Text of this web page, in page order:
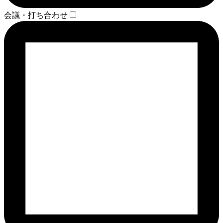
会議・打ち合わせ